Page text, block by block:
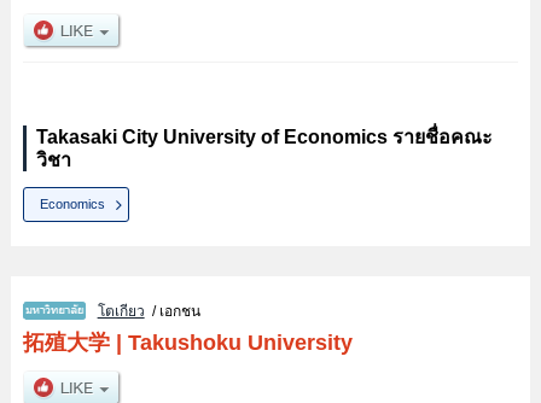
Takasaki City University of Economics รายชื่อคณะ
วิชา
Economics
โตเกียว / เอกชน
拓殖大学| Takushoku University